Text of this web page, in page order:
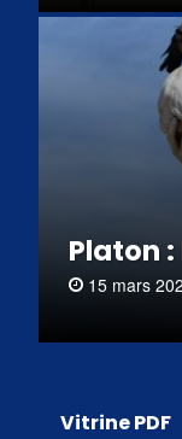
Platon
15 mars
Vitrine PDF